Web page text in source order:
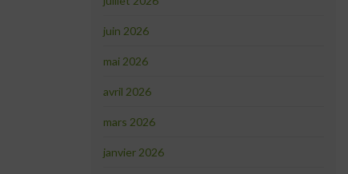
juin 2026
mai 2026
avril 2026
mars 2026
janvier 2026